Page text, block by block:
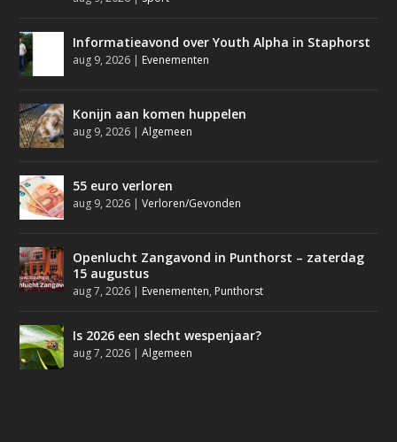
Informatieavond over Youth Alpha in Staphorst
aug 9, 2026 | Evenementen
Konijn aan komen huppelen
aug 9, 2026 |Algemeen
55 euro verloren
aug 9, 2026 |Verloren/Gevonden
Openlucht Zangavond in Punthorst – zaterdag
15 augustus
aug 7, 2026 | Evenementen, Punthorst
Is 2026 een slecht wespenjaar?
aug 7, 2026 |Algemeen